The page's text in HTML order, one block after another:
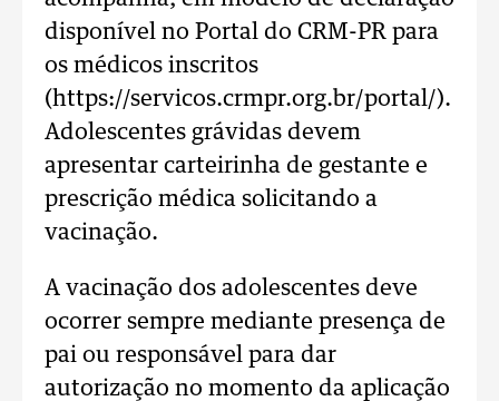
disponível no Portal do CRM-PR para
os médicos inscritos
(https://servicos.crmpr.org.br/portal/).
Adolescentes grávidas devem
apresentar carteirinha de gestante e
prescrição médica solicitando a
vacinação.
A vacinação dos adolescentes deve
ocorrer sempre mediante presença de
pai ou responsável para dar
autorização no momento da aplicação